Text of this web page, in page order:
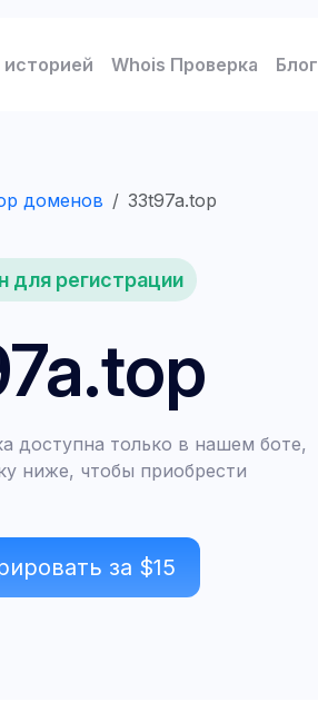
Whois Проверка Блог
доменов 33t97a.top
для регистрации
доступна только в нашем боте,
ниже, чтобы приобрести
за $15